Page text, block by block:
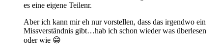
es eine eigene Teilenr.
Aber ich kann mir eh nur vorstellen, dass das irgendwo ein
Missverständnis gibt…hab ich schon wieder was überlesen
oder wie 😁